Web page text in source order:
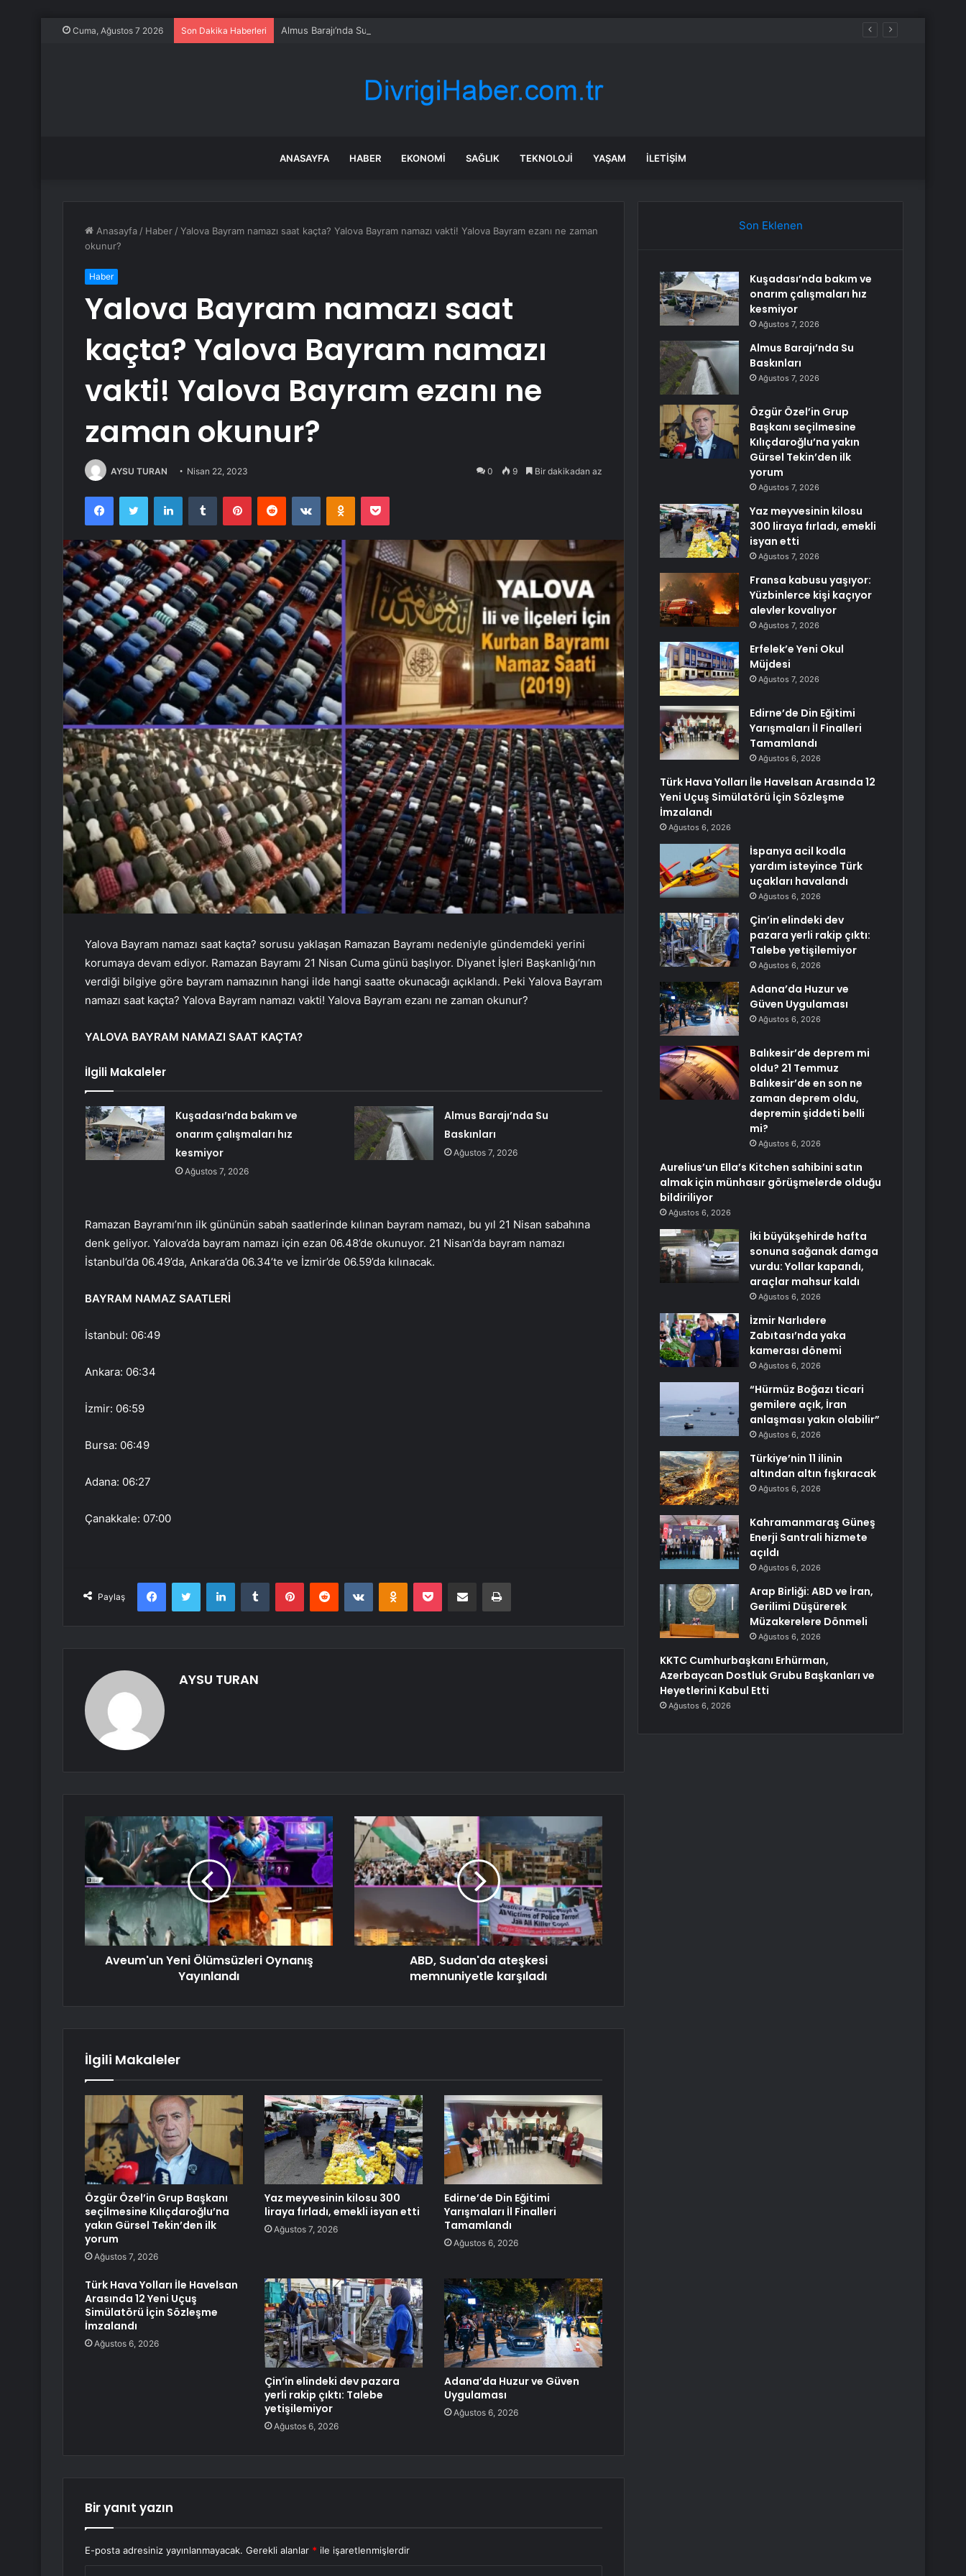
Cuma, Ağustos 7 2026 Son Dakika Haberleri Almus Barajı’nda Su Baskınları
ANASAYFA HABER EKONOMI SAĞLIK TEKNOLOJI YAŞAM İLETIŞIM
Anasayfa / Haber /Yalova Bayram namazı saat kaçta? Yalova Bayram namazı vakti! Yalova Bayram ezanı ne zaman
okunur?
Haber
Yalova Bayram namazı saat
kaçta? Yalova Bayram namazı
vakti! Yalova Bayram ezanı ne
zaman okunur?
AYSU TURAN Nisan 22, 2023 0 9 Bir dakikadan az
FacebookTwitter LinkedInTumblr PinterestReddit VKontakteOdnoklassniki
Pocket
Yalova Bayram namazı saat kaçta? sorusu yaklaşan Ramazan Bayramı nedeniyle gündemdeki yerini
korumaya devam ediyor. Ramazan Bayramı 21 Nisan Cuma günü başlıyor. Diyanet İşleri Başkanlığı’nın
verdiği bilgiye göre bayram namazının hangi ilde hangi saatte okunacağı açıklandı. Peki Yalova Bayram
namazı saat kaçta? Yalova Bayram namazı vakti! Yalova Bayram ezanı ne zaman okunur?
YALOVA BAYRAM NAMAZI SAAT KAÇTA?
İlgili Makaleler
Kuşadası’nda bakım ve
onarım çalışmaları hız
kesmiyor
Ağustos 7, 2026
Almus Barajı’nda Su
Baskınları
Ağustos 7, 2026
Ramazan Bayramı’nın ilk gününün sabah saatlerinde kılınan bayram namazı, bu yıl 21 Nisan sabahına
denk geliyor. Yalova’da bayram namazı için ezan 06.48’de okunuyor. 21 Nisan’da bayram namazı
İstanbul’da 06.49’da, Ankara’da 06.34’te ve İzmir’de 06.59’da kılınacak.
BAYRAM NAMAZ SAATLERİ
İstanbul: 06:49
Ankara: 06:34
İzmir: 06:59
Bursa: 06:49
Adana: 06:27
Çanakkale: 07:00
Paylaş
FacebookTwitter LinkedInTumblr PinterestReddit VKontakteOdnoklassniki
Pocket E-Posta ile paylaş Yazdır
AYSU TURAN
Aveum'un Yeni Ölümsüzleri Oynanış
Yayınlandı
ABD, Sudan'da ateşkesi
memnuniyetle karşıladı
İlgili Makaleler
Özgür Özel’in Grup Başkanı
seçilmesine Kılıçdaroğlu’na
yakın Gürsel Tekin’den ilk
yorum
Ağustos 7, 2026
Yaz meyvesinin kilosu 300
liraya fırladı, emekli isyan etti
Ağustos 7, 2026
Edirne’de Din Eğitimi
Yarışmaları İl Finalleri
Tamamlandı
Ağustos 6, 2026
Türk Hava Yolları İle Havelsan
Arasında 12 Yeni Uçuş
Simülatörü İçin Sözleşme
İmzalandı
Ağustos 6, 2026
Çin’in elindeki dev pazara
yerli rakip çıktı: Talebe
yetişilemiyor
Ağustos 6, 2026
Adana’da Huzur ve Güven
Uygulaması
Ağustos 6, 2026
Bir yanıt yazın
E-posta adresiniz yayınlanmayacak. Gerekli alanlar * ile işaretlenmişlerdir
Son Eklenen
Kuşadası’nda bakım ve
onarım çalışmaları hız
kesmiyor
Ağustos 7, 2026
Almus Barajı’nda Su
Baskınları
Ağustos 7, 2026
Özgür Özel’in Grup
Başkanı seçilmesine
Kılıçdaroğlu’na yakın
Gürsel Tekin’den ilk
yorum
Ağustos 7, 2026
Yaz meyvesinin kilosu
300 liraya fırladı, emekli
isyan etti
Ağustos 7, 2026
Fransa kabusu yaşıyor:
Yüzbinlerce kişi kaçıyor
alevler kovalıyor
Ağustos 7, 2026
Erfelek’e Yeni Okul
Müjdesi
Ağustos 7, 2026
Edirne’de Din Eğitimi
Yarışmaları İl Finalleri
Tamamlandı
Ağustos 6, 2026
Türk Hava Yolları İle Havelsan Arasında 12
Yeni Uçuş Simülatörü İçin Sözleşme
İmzalandı
Ağustos 6, 2026
İspanya acil kodla
yardım isteyince Türk
uçakları havalandı
Ağustos 6, 2026
Çin’in elindeki dev
pazara yerli rakip çıktı:
Talebe yetişilemiyor
Ağustos 6, 2026
Adana’da Huzur ve
Güven Uygulaması
Ağustos 6, 2026
Balıkesir’de deprem mi
oldu? 21 Temmuz
Balıkesir’de en son ne
zaman deprem oldu,
depremin şiddeti belli
mi?
Ağustos 6, 2026
Aurelius’un Ella’s Kitchen sahibini satın
almak için münhasır görüşmelerde olduğu
bildiriliyor
Ağustos 6, 2026
İki büyükşehirde hafta
sonuna sağanak damga
vurdu: Yollar kapandı,
araçlar mahsur kaldı
Ağustos 6, 2026
İzmir Narlıdere
Zabıtası’nda yaka
kamerası dönemi
Ağustos 6, 2026
“Hürmüz Boğazı ticari
gemilere açık, İran
anlaşması yakın olabilir”
Ağustos 6, 2026
Türkiye’nin 11 ilinin
altından altın fışkıracak
Ağustos 6, 2026
Kahramanmaraş Güneş
Enerji Santrali hizmete
açıldı
Ağustos 6, 2026
Arap Birliği: ABD ve İran,
Gerilimi Düşürerek
Müzakerelere Dönmeli
Ağustos 6, 2026
KKTC Cumhurbaşkanı Erhürman,
Azerbaycan Dostluk Grubu Başkanları ve
Heyetlerini Kabul Etti
Ağustos 6, 2026